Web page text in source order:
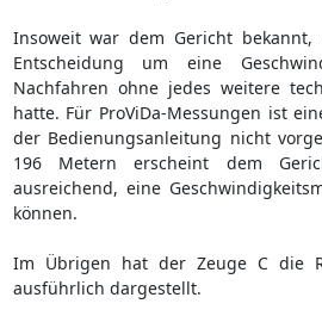
Insoweit war dem Gericht
Entscheidung um eine
Nachfahren ohne jedes weitere
hatte. Für ProViDa-Messungen ist
der Bedienungsanleitung nicht
196 Metern erscheint dem
ausreichend, eine
können.
Im Übrigen hat der Zeuge C die
ausführlich dargestellt.